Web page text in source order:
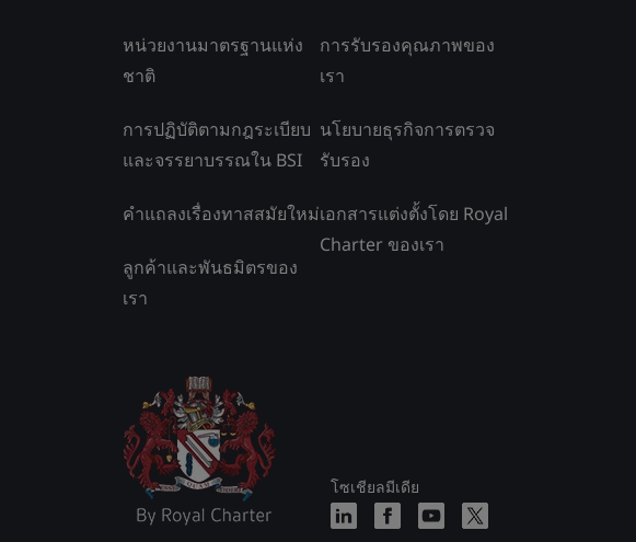
หน่วยงานมาตรฐานแห่ง
ชาติ
การปฏิบัติตามกฎระเบียบ
และจรรยาบรรณใน BSI
คำแถลงเรื่องทาสสมัยใหม่
ลูกค้าและพันธมิตรของ
เรา
การรับรองคุณภาพของ
เรา
นโยบายธุรกิจการตรวจ
รับรอง
เอกสารแต่งตั้งโดย Royal
Charter ของเรา
โซเชียลมีเดีย